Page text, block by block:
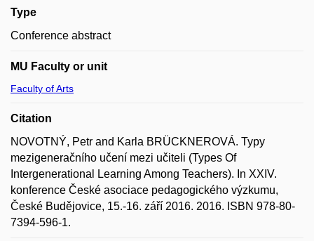
Type
Conference abstract
MU Faculty or unit
Faculty of Arts
Citation
NOVOTNÝ, Petr and Karla BRÜCKNEROVÁ. Typy
mezigeneračního učení mezi učiteli (Types Of
Intergenerational Learning Among Teachers). In XXIV.
konference České asociace pedagogického výzkumu,
České Budějovice, 15.-16. září 2016. 2016. ISBN 978-80-
7394-596-1.